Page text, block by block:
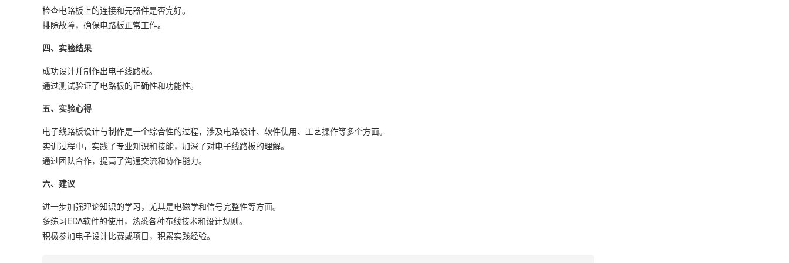
检查电路板上的连接和元器件是否完好。
排除故障，确保电路板正常工作。
四、实验结果
成功设计并制作出电子线路板。
通过测试验证了电路板的正确性和功能性。
五、实验心得
电子线路板设计与制作是一个综合性的过程，涉及电路设计、软件使用、工艺操作等多个方面。
实训过程中，实践了专业知识和技能，加深了对电子线路板的理解。
通过团队合作，提高了沟通交流和协作能力。
六、建议
进一步加强理论知识的学习，尤其是电磁学和信号完整性等方面。
多练习EDA软件的使用，熟悉各种布线技术和设计规则。
积极参加电子设计比赛或项目，积累实践经验。